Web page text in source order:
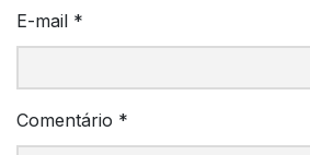
Comentário *
E-mail *